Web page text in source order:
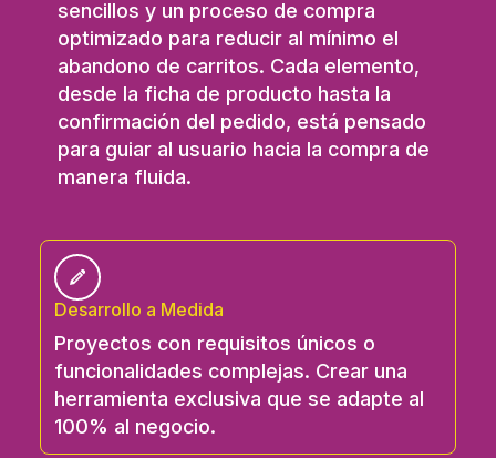
sencillos y un proceso de compra
optimizado para reducir al mínimo el
abandono de carritos. Cada elemento,
desde la ficha de producto hasta la
confirmación del pedido, está pensado
para guiar al usuario hacia la compra de
manera fluida.
Desarrollo a Medida
Proyectos con requisitos únicos o
funcionalidades complejas. Crear una
herramienta exclusiva que se adapte al
100% al negocio.